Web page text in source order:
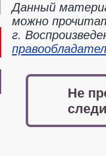
Данный
можно
г.
Не